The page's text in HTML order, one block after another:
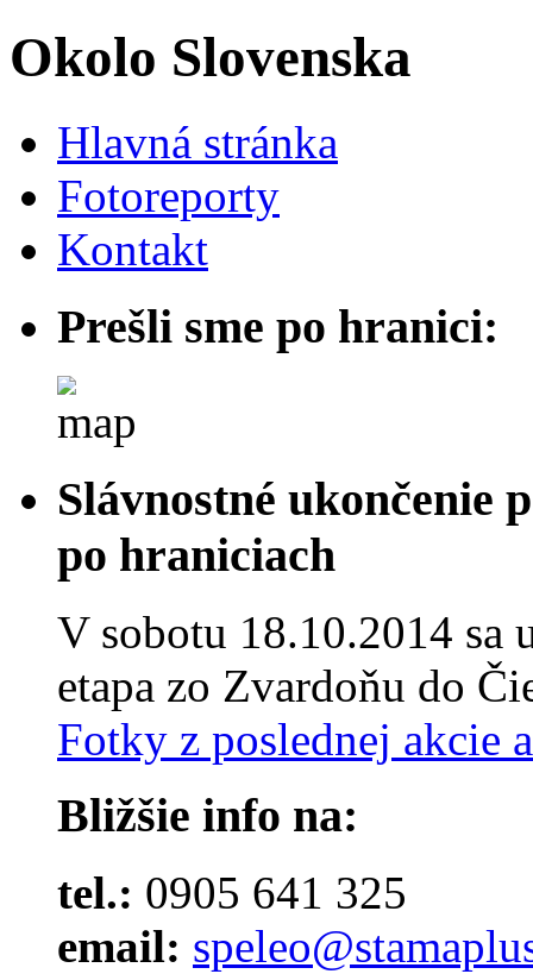
Okolo Slovenska
Hlavná stránka
Fotoreporty
Kontakt
Prešli sme po hranici:
Slávnostné ukončenie
po hraniciach
V sobotu 18.10.2014 sa
etapa zo Zvardoňu do
Fotky z poslednej akcie
Bližšie info na:
tel.: 0905 641 325
email: